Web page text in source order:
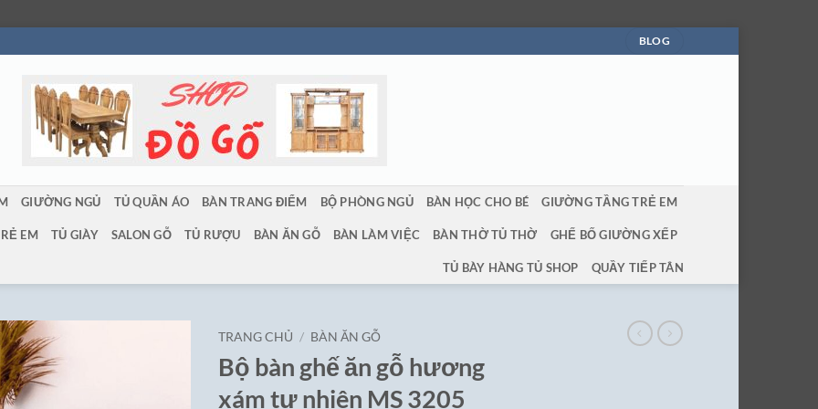
BLOG
GIƯỜNG NGỦ TỦ QUẦN ÁO BÀN TRANG ĐIỂM BỘ PHÒNG NGỦ BÀN HỌC CHO BÉ GIƯỜNG TẦNG TRẺ EM
EM TỦ GIÀY SALON GỖ TỦ RƯỢU BÀN ĂN GỖ BÀN LÀM VIỆC BÀN THỜ TỦ THỜ GHẾ BỐ GIƯỜNG XẾP
TỦ BÀY HÀNG TỦ SHOP QUẦY TIẾP TÂN
TRANG CHỦ / BÀN ĂN GỖ
Bộ bàn ghế ăn gỗ hương
xám tự nhiên MS 3205